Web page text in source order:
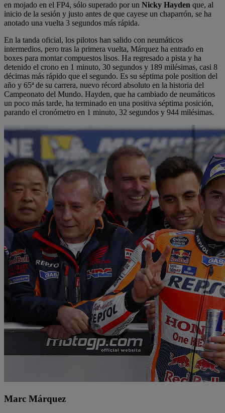
en mojado en el FP4, sólo superado por un Nicky Hayden que, al
inicio de la sesión y justo antes de que cayese un chaparrón, se ha
anotado una vuelta 3 segundos más rápida.
En la tanda oficial, los pilotos han salido con neumáticos
intermedios, pero tras la primera vuelta, Márquez ha entrado en
boxes para montar compuestos lisos. Ha regresado a pista y ha
detenido el crono en 1 minuto, 30 segundos y 189 milésimas, casi 8
décimas más rápido que el segundo. Es su séptima pole position del
año y 65ª de su carrera, nuevo récord absoluto en la historia del
Campeonato del Mundo. Hayden, que ha cambiado de neumáticos
un poco más tarde, ha terminado en una positiva séptima posición,
parando el cronómetro en 1 minuto, 32 segundos y 944 milésimas.
Marc Márquez